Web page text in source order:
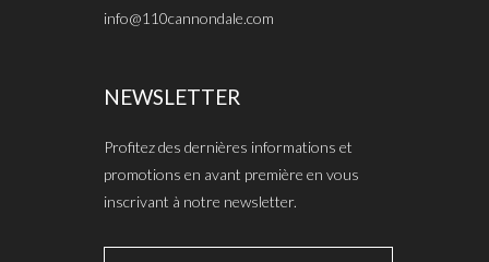
info@110cannondale.com
NEWSLETTER
Profitez des dernières informations et
promotions en avant première en vous
inscrivant à notre newsletter.